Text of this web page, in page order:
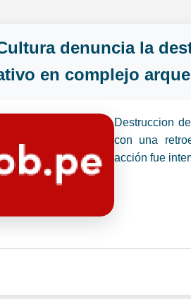
denuncia la
en complejo
Destruccion
con una
acción fue